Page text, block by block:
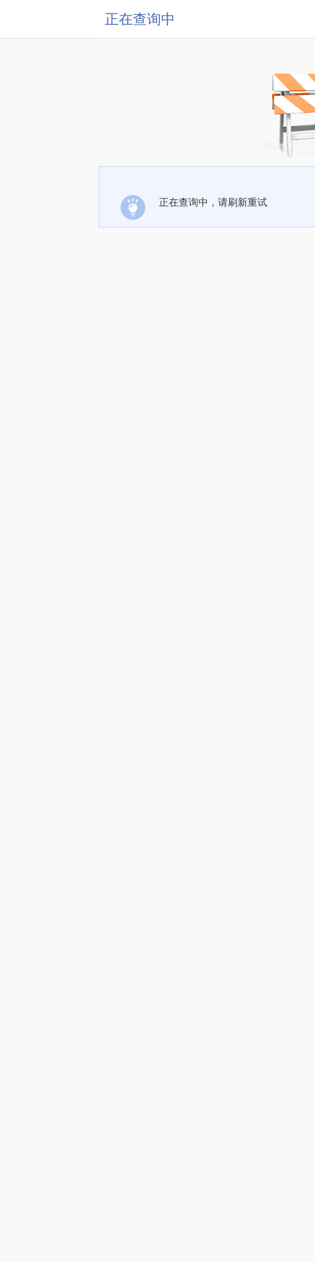
正在查询中
正在查询中，请刷新重试